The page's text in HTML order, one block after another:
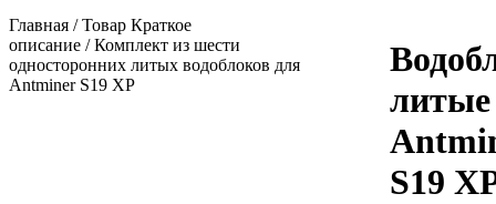
Главная / Товар Краткое
описание / Комплект из шести
односторонних литых водоблоков для
Antminer S19 XP
литые
S19